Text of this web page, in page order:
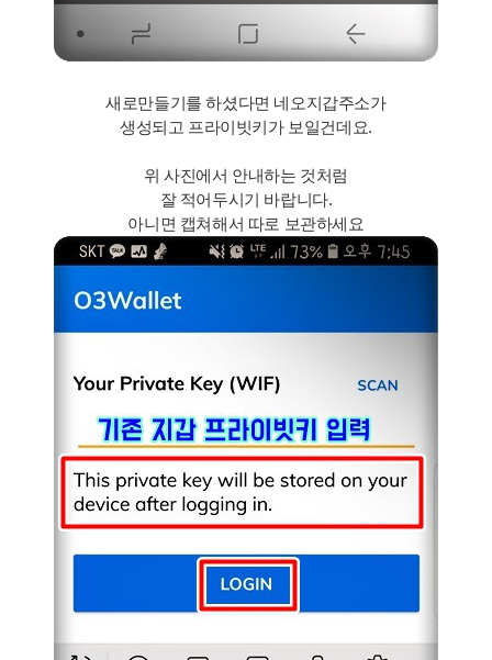
새로만들기를 하셨다면 네오지갑주소가
생성되고 프라이빗키가 보일건데요.
위 사진에서 안내하는 것처럼
잘 적어두시기 바랍니다.
아니면 캡쳐해서 따로 보관하세요